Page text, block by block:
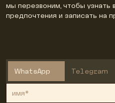
мы перезвоним, чтобы узнать
предпочтения и записать на
WhatsApp Telegram
имя*